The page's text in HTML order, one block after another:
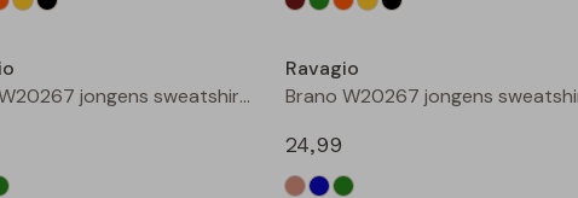
Brano W20267 jongens sweatshirt Zand
Ravagio
24,99